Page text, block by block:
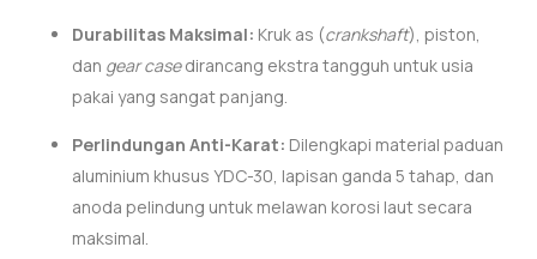
Durabilitas Maksimal: Kruk as (crankshaft), piston,
dan gear casedirancang ekstra tangguh untuk usia
pakai yang sangat panjang.
Perlindungan Anti-Karat: Dilengkapi material paduan
aluminium khusus YDC-30, lapisan ganda 5 tahap, dan
anoda pelindung untuk melawan korosi laut secara
maksimal.